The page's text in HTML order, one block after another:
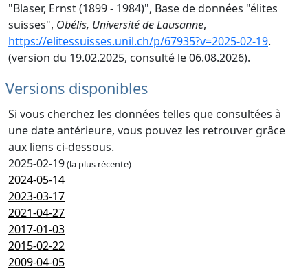
"Blaser, Ernst (1899 - 1984)", Base de données "élites
suisses", Obélis, Université de Lausanne,
https://elitessuisses.unil.ch/p/67935?v=2025-02-19.
(version du 19.02.2025, consulté le 06.08.2026).
Versions disponibles
Si vous cherchez les données telles que consultées à
une date antérieure, vous pouvez les retrouver grâce
aux liens ci-dessous.
2025-02-19(la plus récente)
2024-05-14
2023-03-17
2021-04-27
2017-01-03
2015-02-22
2009-04-05